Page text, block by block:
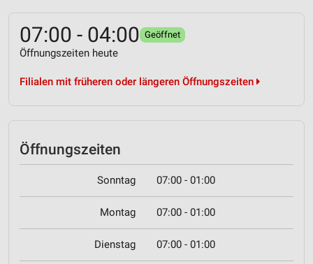
07:00 - 04:00 Geöffnet
Öffnungszeiten heute
Filialen mit früheren oder längeren Öffnungszeiten
Öffnungszeiten
Sonntag 07:00 - 01:00
Montag 07:00 - 01:00
Dienstag 07:00 - 01:00